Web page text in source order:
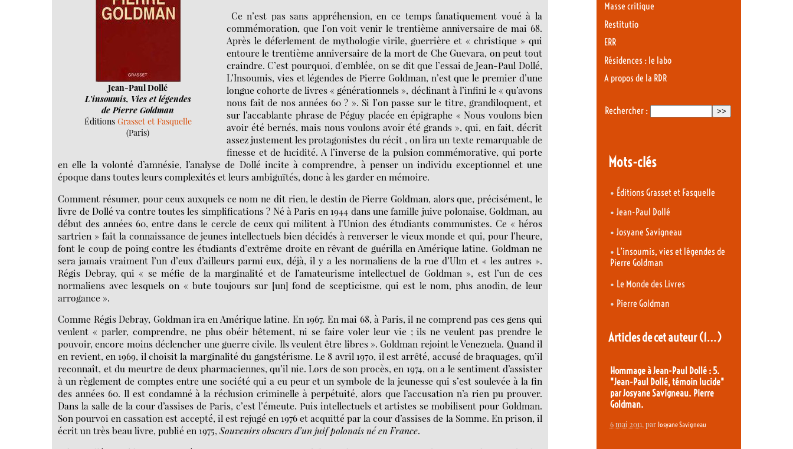
Jean-Paul Dollé
L’insoumis, Vies et légendes
de Pierre Goldman
Éditions Grasset et Fasquelle
(Paris)
Ce n’est pas sans appréhension, en ce temps fanatiquement voué à la
commémoration, que l’on voit venir le trentième anniversaire de mai 68.
Après le déferlement de mythologie virile, guerrière et « christique » qui
entoure le trentième anniversaire de la mort de Che Guevara, on peut tout
craindre. C’est pourquoi, d’emblée, on se dit que l’essai de Jean-Paul Dollé,
L’Insoumis, vies et légendes de Pierre Goldman, n’est que le premier d’une
longue cohorte de livres « générationnels », déclinant à l’infini le « qu’avons
nous fait de nos années 60 ? ». Si l’on passe sur le titre, grandiloquent, et
sur l’accablante phrase de Péguy placée en épigraphe « Nous voulons bien
avoir été bernés, mais nous voulons avoir été grands », qui, en fait, décrit
assez justement les protagonistes du récit , on lira un texte remarquable de
finesse et de lucidité. A l’inverse de la pulsion commémorative, qui porte
en elle la volonté d’amnésie, l’analyse de Dollé incite à comprendre, à penser un individu exceptionnel et une
époque dans toutes leurs complexités et leurs ambiguïtés, donc à les garder en mémoire.
Comment résumer, pour ceux auxquels ce nom ne dit rien, le destin de Pierre Goldman, alors que, précisément, le
livre de Dollé va contre toutes les simplifications ? Né à Paris en 1944 dans une famille juive polonaise, Goldman, au
début des années 60, entre dans le cercle de ceux qui militent à l’Union des étudiants communistes. Ce « héros
sartrien » fait la connaissance de jeunes intellectuels bien décidés à renverser le vieux monde et qui, pour l’heure,
font le coup de poing contre les étudiants d’extrême droite en rêvant de guérilla en Amérique latine. Goldman ne
sera jamais vraiment l’un d’eux d’ailleurs parmi eux, déjà, il y a les normaliens de la rue d’Ulm et « les autres ».
Régis Debray, qui « se méfie de la marginalité et de l’amateurisme intellectuel de Goldman », est l’un de ces
normaliens avec lesquels on « bute toujours sur [un] fond de scepticisme, qui est le nom, plus anodin, de leur
arrogance ».
Comme Régis Debray, Goldman ira en Amérique latine. En 1967. En mai 68, à Paris, il ne comprend pas ces gens qui
veulent « parler, comprendre, ne plus obéir bêtement, ni se faire voler leur vie ; ils ne veulent pas prendre le
pouvoir, encore moins déclencher une guerre civile. Ils veulent être libres ». Goldman rejoint le Venezuela. Quand il
en revient, en 1969, il choisit la marginalité du gangstérisme. Le 8 avril 1970, il est arrêté, accusé de braquages, qu’il
reconnaît, et du meurtre de deux pharmaciennes, qu’il nie. Lors de son procès, en 1974, on a le sentiment d’assister
à un règlement de comptes entre une société qui a eu peur et un symbole de la jeunesse qui s’est soulevée à la fin
des années 60. Il est condamné à la réclusion criminelle à perpétuité, alors que l’accusation n’a rien pu prouver.
Dans la salle de la cour d’assises de Paris, c’est l’émeute. Puis intellectuels et artistes se mobilisent pour Goldman.
Son pourvoi en cassation est accepté, il est rejugé en 1976 et acquitté par la cour d’assises de la Somme. En prison, il
écrit un très beau livre, publié en 1975,Souvenirs obscurs d’un juif polonais né en France.
Masse critique
Restitutio
ERR
Résidences : le labo
A propos de la RDR
Rechercher :
Mots-clés
• Éditions Grasset et Fasquelle
• Jean-Paul Dollé
• Josyane Savigneau
• L’insoumis, vies et légendes de
Pierre Goldman
• Le Monde des Livres
• Pierre Goldman
Articles de cet auteur(1…)
Hommage à Jean-Paul Dollé : 5.
"Jean-Paul Dollé, témoin lucide"
par Josyane Savigneau. Pierre
Goldman.
6 mai 2011, par Josyane Savigneau